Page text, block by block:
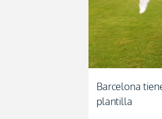
Barcelona
plantilla